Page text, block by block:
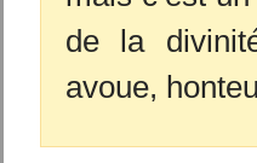
de la
avoue,